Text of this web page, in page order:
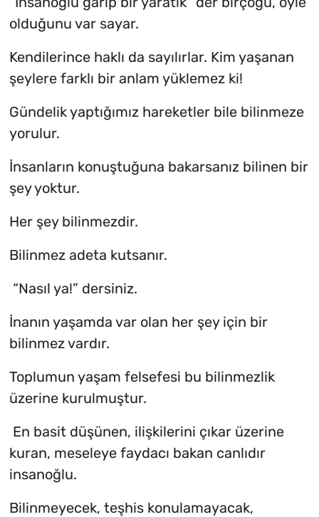
olduğunu var sayar.
Kendilerince haklı da sayılırlar. Kim yaşanan
şeylere farklı bir anlam yüklemez ki!
Gündelik yaptığımız hareketler bile bilinmeze
yorulur.
İnsanların konuştuğuna bakarsanız bilinen bir
şey yoktur.
Her şey bilinmezdir.
Bilinmez adeta kutsanır.
“Nasıl ya!” dersiniz.
İnanın yaşamda var olan her şey için bir
bilinmez vardır.
Toplumun yaşam felsefesi bu bilinmezlik
üzerine kurulmuştur.
En basit düşünen, ilişkilerini çıkar üzerine
kuran, meseleye faydacı bakan canlıdır
insanoğlu.
Bilinmeyecek, teşhis konulamayacak,